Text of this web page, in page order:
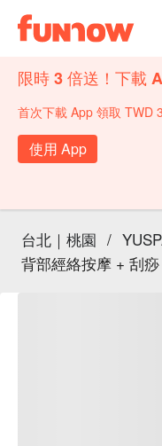
限時 3 倍送！下載
首次下載 App 領取 TWD
使用 App
台北｜桃園 /
背部經絡按摩 + 刮